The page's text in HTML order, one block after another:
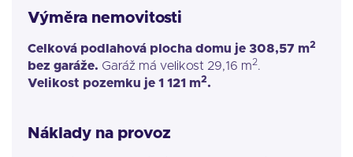
Výměra nemovitosti
Celková podlahová plocha domu je 308,57 m2
bez garáže. Garáž má velikost 29,16 m2.
Velikost pozemku je 1 121 m2.
Náklady na provoz